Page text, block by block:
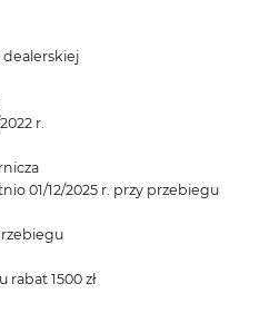
dealerskiej
r.
01/12/2025 r. przy przebiegu
rabat 1500 zł